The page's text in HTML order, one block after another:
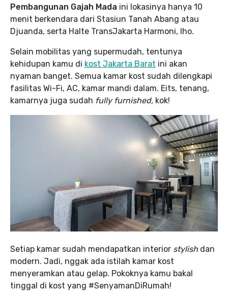
Pembangunan Gajah Mada ini lokasinya hanya 10
menit berkendara dari Stasiun Tanah Abang atau
Djuanda, serta Halte TransJakarta Harmoni, lho.
Selain mobilitas yang supermudah, tentunya
kehidupan kamu di kost Jakarta Barat ini akan
nyaman banget. Semua kamar kost sudah dilengkapi
fasilitas Wi-Fi, AC, kamar mandi dalam. Eits, tenang,
kamarnya juga sudah fully furnished, kok!
Setiap kamar sudah mendapatkan interior stylish dan
modern. Jadi, nggak ada istilah kamar kost
menyeramkan atau gelap. Pokoknya kamu bakal
tinggal di kost yang #SenyamanDiRumah!